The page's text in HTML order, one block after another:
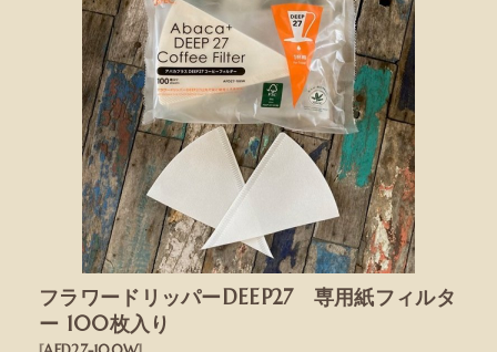
フラワードリッパーDEEP27 専用紙フィルタ
ー 100枚入り